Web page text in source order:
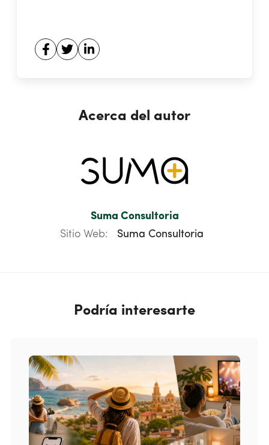
Acerca del autor
Suma Consultoria
Sitio Web:
Suma Consultoria
Podría interesarte